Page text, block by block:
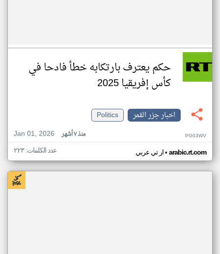
حكم يعترف بارتكابه خطأ فادحا في
كأس إفريقيا 2025
اخبار جزر القمر
Politics
Jan 01, 2026
منذ ٧ أشهر PG03WV
ار تي عربي• arabic.rt.com عدد الكلمات: ٢٢٣